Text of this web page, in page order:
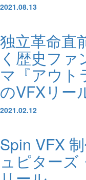
2021.08.13
独立革命直
く歴史ファ
マ『アウト
のVFXリー
2021.02.12
Spin VFX
ュピターズ